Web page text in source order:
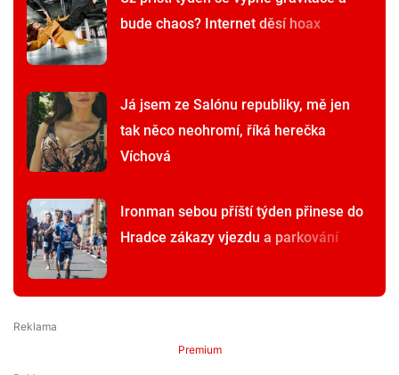
bude chaos? Internet děsí hoax
Já jsem ze Salónu republiky, mě jen
tak něco neohromí, říká herečka
Víchová
Ironman sebou příští týden přinese do
Hradce zákazy vjezdu a parkování
Premium